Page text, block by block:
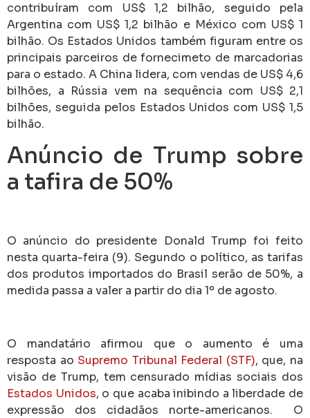
contribuíram com US$ 1,2 bilhão, seguido pela
Argentina com US$ 1,2 bilhão e México com US$ 1
bilhão. Os Estados Unidos também figuram entre os
principais parceiros de fornecimeto de marcadorias
para o estado. A China lidera, com vendas de US$ 4,6
bilhões, a Rússia vem na sequência com US$ 2,1
bilhões, seguida pelos Estados Unidos com US$ 1,5
bilhão.
Anúncio de Trump sobre
a tafira de 50%
O anúncio do presidente Donald Trump foi feito
nesta quarta-feira (9). Segundo o político, as tarifas
dos produtos importados do Brasil serão de 50%, a
medida passa a valer a partir do dia 1º de agosto.
O mandatário afirmou que o aumento é uma
resposta ao Supremo Tribunal Federal (STF), que, na
visão de Trump, tem censurado mídias sociais dos
Estados Unidos, o que acaba inibindo a liberdade de
expressão dos cidadãos norte-americanos. O